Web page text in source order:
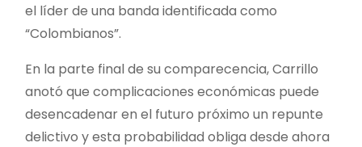
el líder de una banda identificada como
“Colombianos”.
En la parte final de su comparecencia, Carrillo
anotó que complicaciones económicas puede
desencadenar en el futuro próximo un repunte
delictivo y esta probabilidad obliga desde ahora